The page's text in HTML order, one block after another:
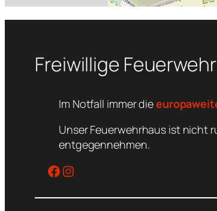
Freiwillige
Im Notfall immer die
Unser Feuerwehrhaus ist nicht
entgegennehmen.
Facebook Instagram